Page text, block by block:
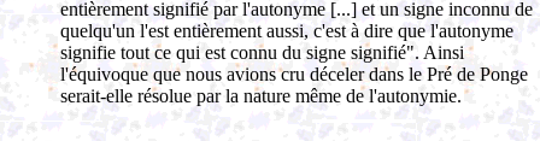
entièrement signifié par l'autonyme [...] et un signe inconnu de
quelqu'un l'est entièrement aussi, c'est à dire que l'autonyme
signifie tout ce qui est connu du signe signifié". Ainsi
l'équivoque que nous avions cru déceler dans le Pré de Ponge
serait-elle résolue par la nature même de l'autonymie.